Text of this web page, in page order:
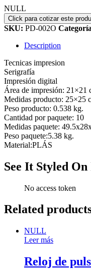
NULL
SKU: PD-002O
Description
Tecnicas impresion
Serigrafía
Impresión digital
Área de impresión: 21×21
Medidas producto: 25×25
Peso producto: 0.538 kg.
Cantidad por paquete: 10
Medidas paquete:
Peso paquete:5.38 kg.
Material:PLÁS
See It Styled
No access token
Related
NULL
Leer más
Reloj de